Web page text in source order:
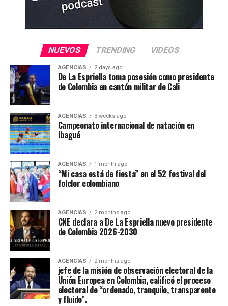
NUEVOS TRENDING VIDEOS
AGENCIAS 2 days ago
De La Espriella toma posesión como presidente
de Colombia en cantón militar de Cali
AGENCIAS 3 weeks ago
Campeonato internacional de natación en
Ibagué
AGENCIAS 1 month ago
“Mi casa está de fiesta” en el 52 festival del
folclor colombiano
AGENCIAS 2 months ago
CNE declara a De La Espriella nuevo presidente
de Colombia 2026-2030
AGENCIAS 2 months ago
jefe de la misión de observación electoral de la
Unión Europea en Colombia, calificó el proceso
electoral de “ordenado, tranquilo, transparente
y fluido”.